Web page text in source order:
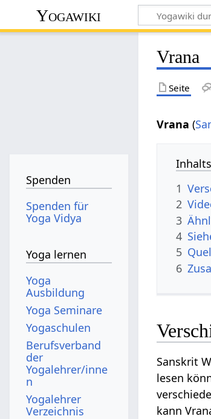
Yogawiki
Vrana
Seite
Vrana (
1
2
3
4
5
6
Sanskrit
lesen
kann
Spenden
Spenden für
Yoga Vidya
Yoga lernen
Yoga
Ausbildung
Yoga Seminare
Yogaschulen
Berufsverband
der
Yogalehrer/inne
n
Yogalehrer
Verzeichnis